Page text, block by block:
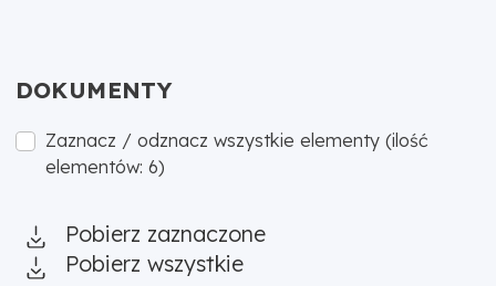
DOKUMENTY
Zaznacz / odznacz wszystkie elementy (ilość
elementów: 6)
Pobierz zaznaczone
Pobierz wszystkie